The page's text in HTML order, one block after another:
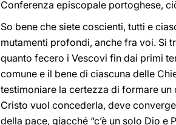
Conferenza episcopale portoghese,
So bene che siete coscienti, tutti e
mutamenti profondi, anche fra voi. Si
quanto fecero i Vescovi fin dai primi
comune e il bene di ciascuna delle
testimoniare la certezza di formare
Cristo vuol concederla, deve
della pace, giacché “c’è un solo Dio